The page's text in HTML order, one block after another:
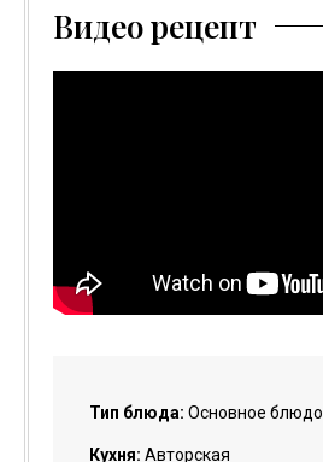
Видео рецепт
Тип блюда: Основное блюдо
Кухня: Авторская